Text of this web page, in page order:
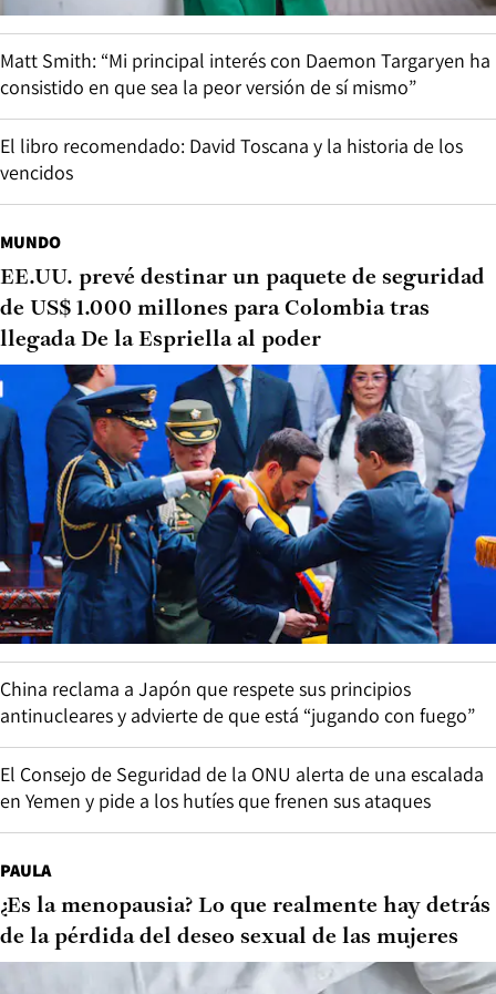
Matt Smith: “Mi principal interés con Daemon Targaryen ha
consistido en que sea la peor versión de sí mismo”
El libro recomendado: David Toscana y la historia de los
vencidos
MUNDO
EE.UU. prevé destinar un paquete de seguridad
de US$ 1.000 millones para Colombia tras
llegada De la Espriella al poder
China reclama a Japón que respete sus principios
antinucleares y advierte de que está “jugando con fuego”
El Consejo de Seguridad de la ONU alerta de una escalada
en Yemen y pide a los hutíes que frenen sus ataques
PAULA
¿Es la menopausia? Lo que realmente hay detrás
de la pérdida del deseo sexual de las mujeres